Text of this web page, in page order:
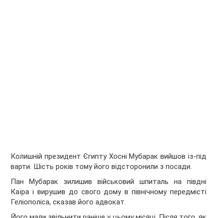
Колишній президент Єгипту Хосні Мубарак вийшов із-під
варти. Шість років тому його відсторонили з посади.
Пан Мубарак зилишив військовий шпиталь на півдні
Каїра і вирушив до свого дому в північному передмісті
Геліополіса, сказав його адвокат.